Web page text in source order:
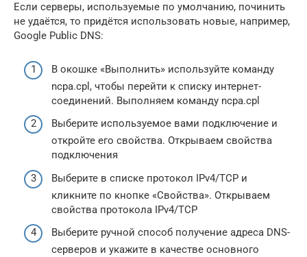
Если серверы, используемые по умолчанию, починить
не удаётся, то придётся использовать новые, например,
Google Public DNS:
В окошке «Выполнить» используйте команду
ncpa.cpl, чтобы перейти к списку интернет-
соединений. Выполняем команду ncpa.cpl
Выберите используемое вами подключение и
откройте его свойства. Открываем свойства
подключения
Выберите в списке протокол IPv4/TCP и
кликните по кнопке «Свойства». Открываем
свойства протокола IPv4/TCP
Выберите ручной способ получение адреса DNS-
серверов и укажите в качестве основного